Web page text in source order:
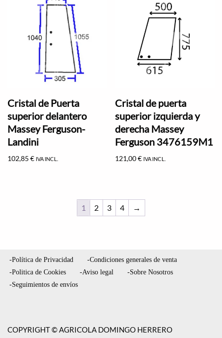
Cristal de Puerta
superior delantero
Massey Ferguson-
Landini
102,85 € IVA INCL.
Cristal de puerta
superior izquierda y
derecha Massey
Ferguson 3476159M1
121,00€ IVA INCL.
1 2 3 4 →
-Política de Privacidad
-Condiciones generales de venta
-Politica de Cookies
-Aviso legal
-Sobre Nosotros
-Seguimientos de envíos
COPYRIGHT © AGRICOLA DOMINGO HERRERO